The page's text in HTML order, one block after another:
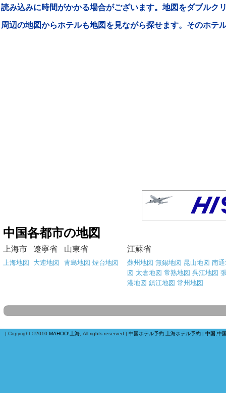
読み込みに時間がかかる場合がございます。地図をダブルク
周辺の地図からホテルも地図を見ながら探せます。そのホテ
中国各都市の地図
上海市 遼寧省 山東省 江蘇省
上海地図 大連地図 青島地図 煙台地図 蘇州地図 無錫地図 昆山地図 南
図 太倉地図 常熟地図 呉江地図
港地図 鎮江地図 常州地図
| Copyright ©2010 MAHOO!上海 , All rights reserved.| 中国ホテル予約: 上海ホテル予約 | 中国,中